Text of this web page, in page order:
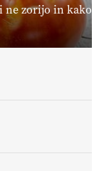
ne zorijo in kako